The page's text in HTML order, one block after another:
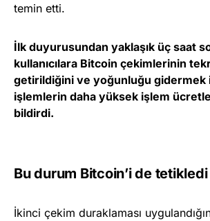
temin etti.
İlk duyurusundan yaklaşık üç saat
kullanıcılara Bitcoin çekimlerinin
getirildiğini ve yoğunluğu gidermek
işlemlerin daha yüksek işlem
bildirdi.
Bu durum Bitcoin’i de tetikledi
İkinci çekim duraklaması